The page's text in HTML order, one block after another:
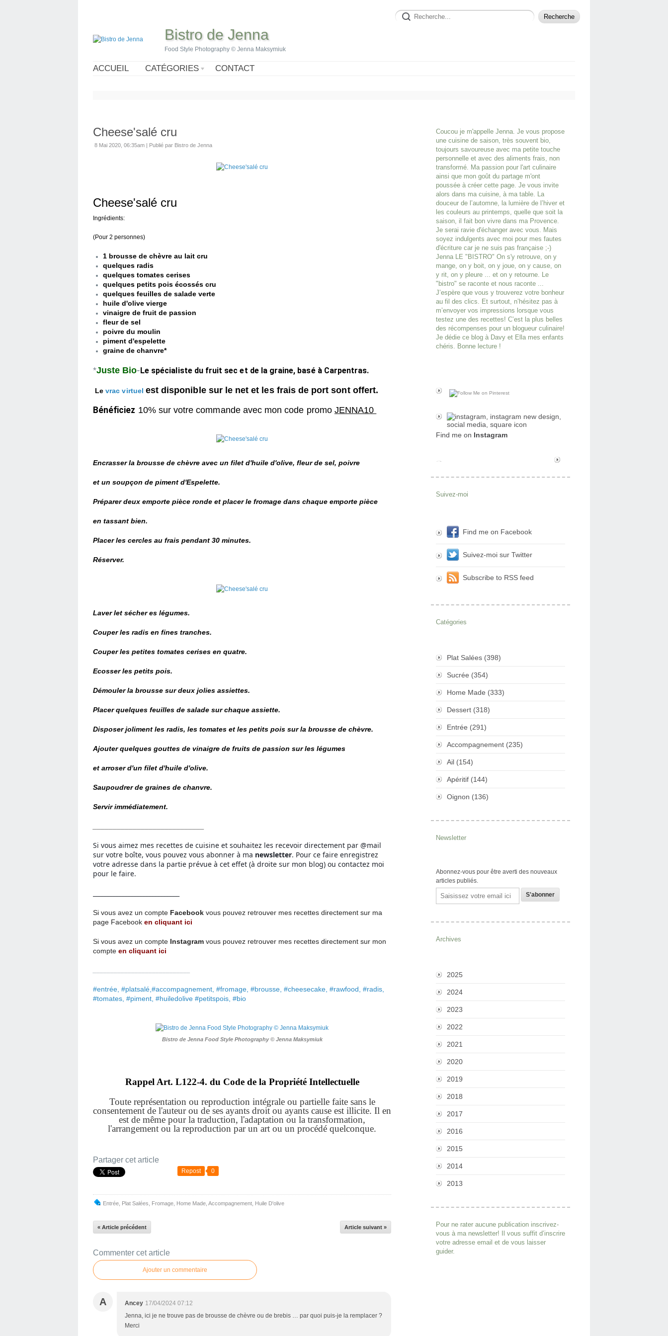
Bistro de Jenna
Food Style Photography © Jenna Maksymiuk
ACCUEIL CATÉGORIES CONTACT
Cheese'salé cru
8 Mai 2020, 06:35am | Publié par Bistro de Jenna
Cheese'salé cru
Ingrédients:
(Pour 2 personnes)
1 brousse de chèvre au lait cru
quelques radis
quelques tomates cerises
quelques petits pois écossés cru
quelques feuilles de salade verte
huile d'olive vierge
vinaigre de fruit de passion
fleur de sel
poivre du moulin
piment d'espelette
graine de chanvre*
*Juste Bio-Le spécialiste du fruit sec et de la graine, basé à Carpentras.
Levrac virtuel est disponible sur le net et les frais de port sont offert.
Bénéficiez 10% sur votre commande avec mon code promo JENNA10
Encrasser la brousse de chèvre avec un filet d'huile d'olive, fleur de sel, poivre
et un soupçon de piment d'Espelette.
Préparer deux emporte pièce ronde et placer le fromage dans chaque emporte pièce
en tassant bien.
Placer les cercles au frais pendant 30 minutes.
Réserver.
Laver let sécher es légumes.
Couper les radis en fines tranches.
Couper les petites tomates cerises en quatre.
Ecosser les petits pois.
Démouler la brousse sur deux jolies assiettes.
Placer quelques feuilles de salade sur chaque assiette.
Disposer joliment les radis, les tomates et les petits pois sur la brousse de chèvre.
Ajouter quelques gouttes de vinaigre de fruits de passion sur les légumes
et arroser d'un filet d'huile d'olive.
Saupoudrerde graines de chanvre.
Servir immédiatement.
Si vous aimez mes recettes de cuisine et souhaitez les recevoir directement par @mail
sur votre boîte, vous pouvez vous abonner à ma newsletter. Pour ce faire enregistrez
votre adresse dans la partie prévue à cet effet (à droite sur mon blog) ou contactez moi
pour le faire.
Si vous avez un compte Facebook vous pouvez retrouver mes recettes directement sur ma
page Facebook en cliquant ici
Si vous avez un compte Instagram vous pouvez retrouver mes recettes directement sur mon
compte en cliquant ici
#entrée, #platsalé,#accompagnement, #fromage, #brousse, #cheesecake, #rawfood, #radis,
#tomates, #piment, #huiledolive #petitspois, #bio
Bistro de Jenna Food Style Photography © Jenna Maksymiuk
Rappel Art. L122-4. du Code de la Propriété Intellectuelle
Toute représentation ou reproduction intégrale ou partielle faite sans le
consentement de l'auteur ou de ses ayants droit ou ayants cause est illicite. Il en
est de même pour la traduction, l'adaptation ou la transformation,
l'arrangement ou la reproduction par un art ou un procédé quelconque.
Partager cet article
Repost 0
Entrée Plat Salées Fromage Home Made Accompagnement Huile D'olive
« Article précédent Article suivant »
Commenter cet article
Ajouter un commentaire
A Ancey 17/04/2024 07:12
Jenna, ici je ne trouve pas de brousse de chèvre ou de brebis … par quoi puis-je la remplacer ?
Merci
Coucou je m'appelle Jenna. Je vous propose
une cuisine de saison, très souvent bio,
toujours savoureuse avec ma petite touche
personnelle et avec des aliments frais, non
transformé. Ma passion pour l'art culinaire
ainsi que mon goût du partage m'ont
poussée à créer cette page. Je vous invite
alors dans ma cuisine, à ma table. La
douceur de l’automne, la lumière de l’hiver et
les couleurs au printemps, quelle que soit la
saison, il fait bon vivre dans ma Provence.
Je serai ravie d'échanger avec vous. Mais
soyez indulgents avec moi pour mes fautes
d'écriture car je ne suis pas française ;-)
Jenna LE "BISTRO" On s'y retrouve, on y
mange, on y boit, on y joue, on y cause, on
y rit, on y pleure ... et on y retourne. Le
"bistro" se raconte et nous raconte ...
J’espère que vous y trouverez votre bonheur
au fil des clics. Et surtout, n’hésitez pas à
m’envoyer vos impressions lorsque vous
testez une des recettes! C’est la plus belles
des récompenses pour un blogueur culinaire!
Je dédie ce blog à Davy et Ella mes enfants
chéris. Bonne lecture !
Find me on Instagram
Suivez-moi
Find me on Facebook
Suivez-moi sur Twitter
Subscribe to RSS feed
Catégories
Plat Salées (398)
Sucrée (354)
Home Made (333)
Dessert (318)
Entrée (291)
Accompagnement (235)
Ail (154)
Apéritif (144)
Oignon (136)
Newsletter
Abonnez-vous pour être averti des nouveaux
articles publiés.
Email
Archives
2025
2024
2023
2022
2021
2020
2019
2018
2017
2016
2015
2014
2013
Pour ne rater aucune publication inscrivez-
vous à ma newsletter! Il vous suffit d’inscrire
votre adresse email et de vous laisser
guider.